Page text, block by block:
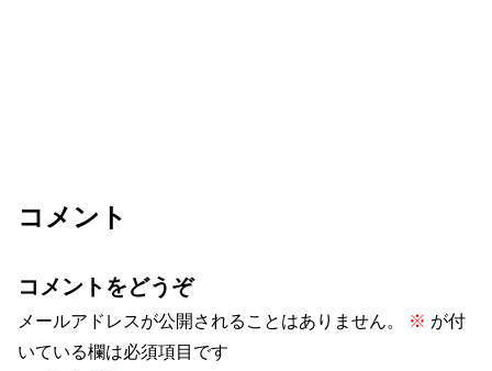
コメント
コメントをどうぞ
メールアドレスが公開されることはありません。 ※ が付
いている欄は必須項目です